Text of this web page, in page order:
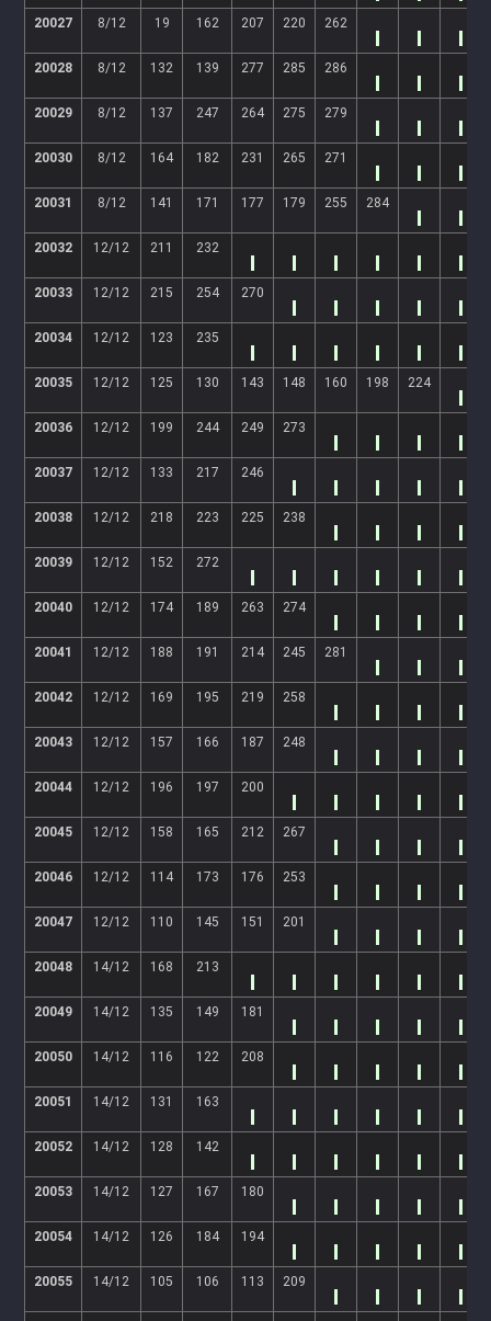
20027 8/12 19 162 207 220 262
20028 8/12 132 139 277 285 286
20029 8/12 137 247 264 275 279
20030 8/12 164 182 231 265 271
20031 8/12 141 171 177 179 255 284
20032 12/12 211 232
20033 12/12 215 254 270
20034 12/12 123 235
20035 12/12 125 130 143 148 160 198 224
20036 12/12 199 244 249 273
20037 12/12 133 217 246
20038 12/12 218 223 225 238
20039 12/12 152 272
20040 12/12 174 189 263 274
20041 12/12 188 191 214 245 281
20042 12/12 169 195 219 258
20043 12/12 157 166 187 248
20044 12/12 196 197 200
20045 12/12 158 165 212 267
20046 12/12 114 173 176 253
20047 12/12 110 145 151 201
20048 14/12 168 213
20049 14/12 135 149 181
20050 14/12 116 122 208
20051 14/12 131 163
20052 14/12 128 142
20053 14/12 127 167 180
20054 14/12 126 184 194
20055 14/12 105 106 113 209